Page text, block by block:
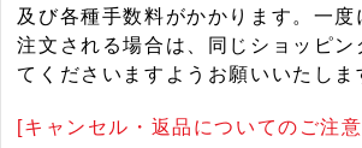
及び各種手数料がかかります。一
注文される場合は、同じショッピン
てくださいますようお願いいたしま
[キャンセル・返品についてのご注